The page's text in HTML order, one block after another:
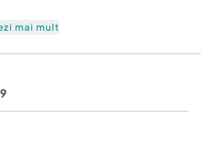
integral pe comandă
complet pe cupru
mai mult